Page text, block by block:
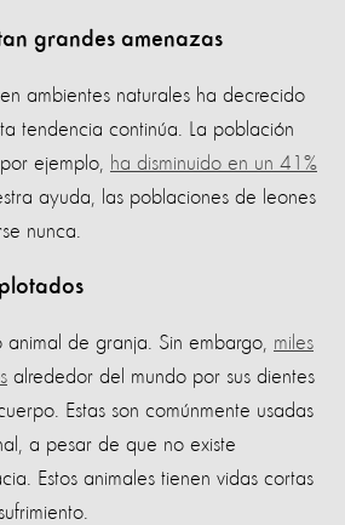
grandes amenazas
ambientes naturales ha decrecido
tendencia continúa. La población
ejemplo, ha disminuido en un 41%
ayuda, las poblaciones de leones
nunca.
animal de granja. Sin embargo, miles
alrededor del mundo por sus dientes
Estas son comúnmente usadas
a pesar de que no existe
Estos animales tienen vidas cortas